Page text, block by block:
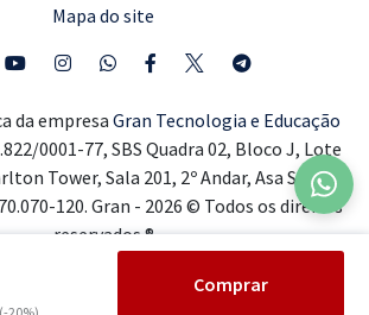
Comprar
Mapa do site
da empresa Gran Tecnologia e Educação
0001-77, SBS Quadra 02, Bloco J, Lote
Tower, Sala 201, 2º Andar, Asa Sul,
120. Gran - 2026 © Todos os direitos
reservados ®